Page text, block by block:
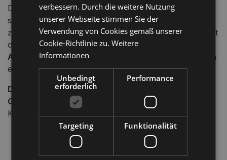
Die uralten Lärchensind lebendige Erinnerungen
stille Zeugen der Zeit und Hüter des Tales. Sie sind leicht
zu Fuß erreichbar – der Weg lohnt sich. Vor Ort erwartet
dich einenatürliche Stille mit fast sakraler
Atmosphäre, die zum Wandern, Innehalten und Staunen
einlädt.
Die uralten Lärchen im Ultental erzählen
Geschichten von Wind, Schnee, Sonne und Stille.
Komm vorbei und begegne diesen Giganten der Zeit.
verbessern. Durch die weitere Nutzung
unserer Webseite stimmen Sie der
Verwendung von Cookies gemäß unserer
Cookie-Richtlinie zu. Weitere
Informationen
Unbedingt
erforderlich
Performance
Targeting Funktionalität